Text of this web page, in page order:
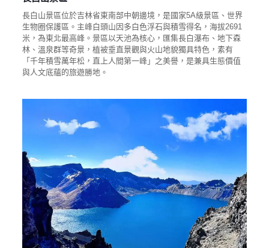
長白山景區位於吉林省東南部中朝邊境，是國家5A級景區、世界
生物圈保護區。主峰白頭山因多白色浮石與積雪得名，海拔2691
米，為東北最高峰。景區以天池為核心，匯集長白瀑布、地下森
林、溫泉群等奇景，植被垂直景觀與火山地貌獨具特色，素有
「千年積雪萬年松，直上人間第一峰」之美譽，是兼具生態價值
與人文底蘊的旅遊勝地。